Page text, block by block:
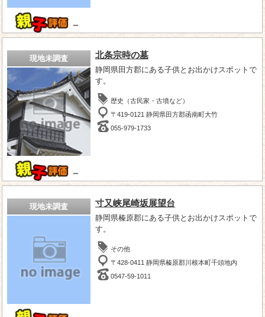
－
現地未調査
－
北条宗時の墓
静岡県田方郡にある子供とお出かけスポットで
す。
歴史（古民家・古墳など）
〒419-0121 静岡県田方郡函南町大竹
055-979-1733
現地未調査 寸又峡尾崎坂展望台
静岡県榛原郡にある子供とお出かけスポットで
す。
その他
〒428-0411 静岡県榛原郡川根本町千頭地内
0547-59-1011